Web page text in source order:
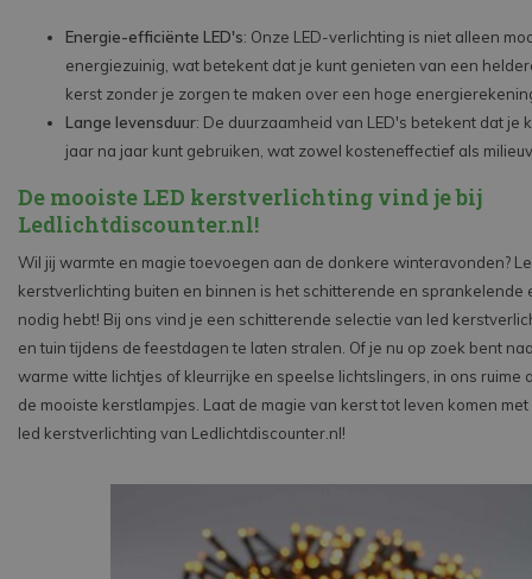
Energie-efficiënte LED's: Onze LED-verlichting is niet alleen
energiezuinig, wat betekent dat je kunt genieten van een
kerst zonder je zorgen te maken over een hoge
Lange levensduur: De duurzaamheid van LED's betekent dat je
jaar na jaar kunt gebruiken, wat zowel kosteneffectief als
De mooiste LED kerstverlichting vind je bij
Ledlichtdiscounter.nl!
Wil jij warmte en magie toevoegen aan de donkere winteravonden?
kerstverlichting buiten en binnen is het schitterende en sprankelende
nodig hebt! Bij ons vind je een schitterende selectie van led
en tuin tijdens de feestdagen te laten stralen. Of je nu op zoek bent
warme witte lichtjes of kleurrijke en speelse lichtslingers, in ons ruime
de mooiste kerstlampjes. Laat de magie van kerst tot leven komen
led kerstverlichting van Ledlichtdiscounter.nl!